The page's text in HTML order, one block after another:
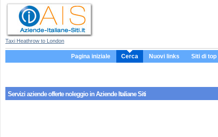
Taxi Heathrow to London
Pagina iniziale Cerca Nuovi links Siti di top
Servizi aziendeofferte noleggioin Aziende Italiane Siti